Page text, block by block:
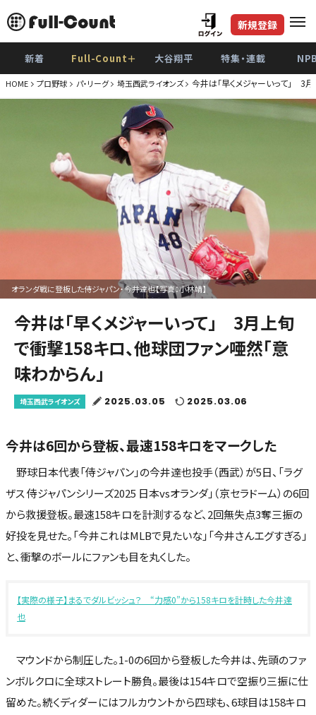
新規登録
新着 Full-Count＋ 大谷翔平 特集・連載
HOME プロ野球 パ・リーグ 埼玉西武ライオンズ 今井は「早くメジャーいって」 3
オランダ戦に登板した侍ジャパン・今井達也【写真：小林靖】
今井は「早くメジャーいって」 3月上旬
で衝撃158キロ、他球団ファン唖然「意
味わからん」
埼玉西武ライオンズ 2025.03.05 2025.03.06
今井は6回から登板、最速158キロをマークした
野球日本代表「侍ジャパン」の今井達也投手（西武）が5日、「ラグ
ザス 侍ジャパンシリーズ2025 日本vsオランダ」（京セラドーム）の6回
から救援登板。最速158キロを計測するなど、2回無失点3奪三振の
好投を見せた。「今井これはMLBで見たいな」「今井さんエグすぎる」
と、衝撃のボールにファンも目を丸くした。
【実際の様子】まるでダルビッシュ？ “力感0”から158キロを計時した今井達
也
マウンドから制圧した。1-0の6回から登板した今井は、先頭のファ
ンボルクロに全球ストレート勝負。最後は154キロで空振り三振に仕
留めた。続くディダーにはフルカウントから四球も、6球目は158キロ